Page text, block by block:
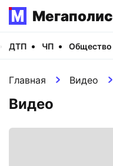
Мегаполис
ДТП ЧП Общество
Главная Видео
Видео